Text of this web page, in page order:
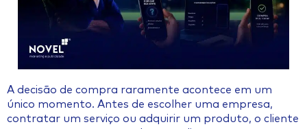
A decisão de compra raramente acontece em um
único momento. Antes de escolher uma empresa,
contratar um serviço ou adquirir um produto, o cliente